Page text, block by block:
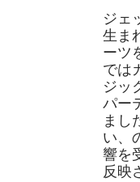
ジェ
生ま
ーツ
では
ジッ
パー
まし
い、
響を
反映